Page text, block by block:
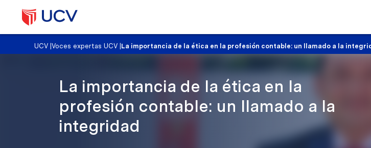
UCV |Voces expertas UCV La importancia de la ética en la profesión contable: un llamado a la
La importancia de la ética en la
profesión contable: un llamado a la
integridad